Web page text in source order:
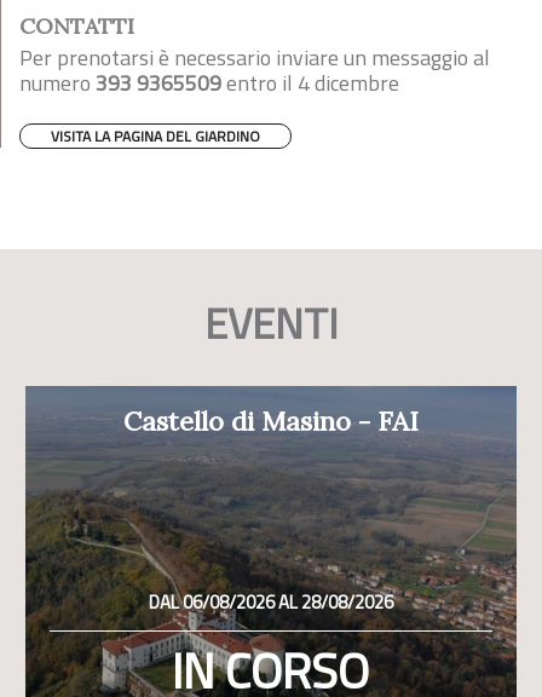
CONTATTI
Per prenotarsi è necessario inviare un messaggio al
numero393 9365509entro il 4 dicembre
VISITA LA PAGINA DEL GIARDINO
EVENTI
Castello di Masino - FAI
DAL 06/08/2026 AL 28/08/2026
IN CORSO